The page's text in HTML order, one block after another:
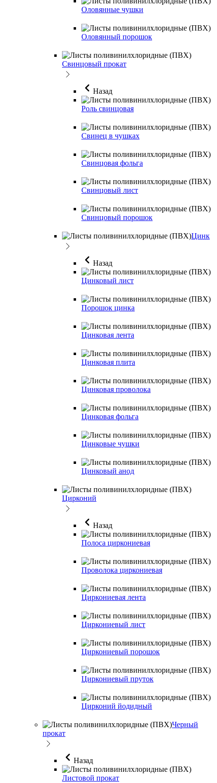
Оловянные чушки
Оловянный порошок
Свинцовый прокат
Назад
Роль свинцовая
Свинец в чушках
Свинцовая фольга
Свинцовый лист
Свинцовый порошок
Цинк
Назад
Цинковый лист
Порошок цинка
Цинковая лента
Цинковая плита
Цинковая проволока
Цинковая фольга
Цинковые чушки
Цинковый анод
Цирконий
Назад
Полоса циркониевая
Проволока циркониевая
Циркониевая лента
Циркониевый лист
Циркониевый порошок
Циркониевый пруток
Цирконий йодидный
Черный
прокат
Назад
Листовой прокат